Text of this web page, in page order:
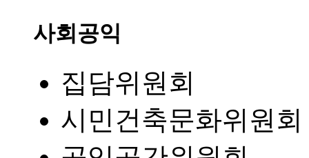
사회공익
집담위원회
시민건축문화위원회